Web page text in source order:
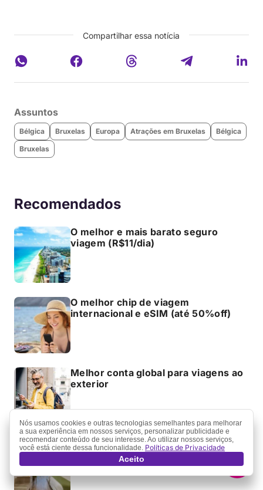
Compartilhar essa notícia
Assuntos
Bélgica Bruxelas Europa Atrações em Bruxelas
Bélgica
Bruxelas
Recomendados
O melhor e mais barato seguro
viagem (R$11/dia)
O melhor chip de viagem
internacional e eSIM (até 50%off)
Melhor conta global para viagens ao
exterior
Como encontrar hotel com diárias
bem mais baratas
Nós usamos cookies e outras tecnologias semelhantes para melhorar
a sua experiência em nossos serviços, personalizar publicidade e
recomendar conteúdo de seu interesse. Ao utilizar nossos serviços,
você está ciente dessa funcionalidade. Políticas de Privacidade
Aceito